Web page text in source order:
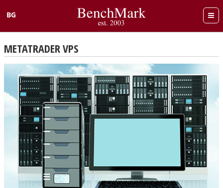
BG
English
METATRADER VPS